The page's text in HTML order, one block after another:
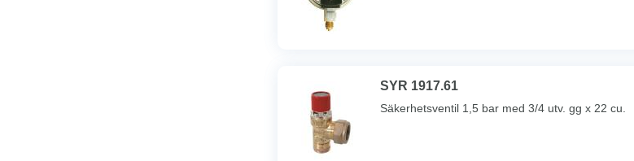
SYR 1917.61
Säkerhetsventil 1,5 bar med 3/4 utv. gg x 22 cu.